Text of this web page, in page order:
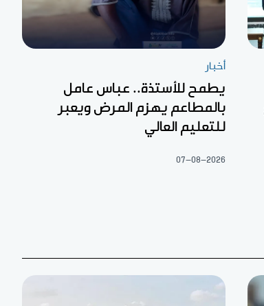
أخبار
يطمح للأستذة.. عباس عامل
بالمطاعم يهزم المرض ويعبر
للتعليم العالي
07-08-2026